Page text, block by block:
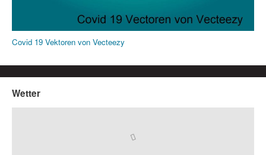
Covid 19 Vektoren von Vecteezy
Wetter